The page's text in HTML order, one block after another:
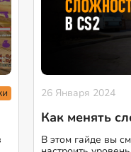
26 Января 2024
Как менять
В этом гайде вы